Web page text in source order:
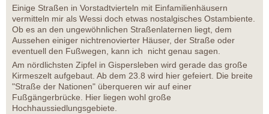
Einige Straßen in Vorstadtvierteln mit Einfamilienhäusern
vermitteln mir als Wessi doch etwas nostalgisches Ostambiente.
Ob es an den ungewöhnlichen Straßenlaternen liegt, dem
Aussehen einiger nichtrenovierter Häuser, der Straße oder
eventuell den Fußwegen, kann ich nicht genau sagen.
Am nördlichsten Zipfel in Gispersleben wird gerade das große
Kirmeszelt aufgebaut. Ab dem 23.8 wird hier gefeiert. Die breite
"Straße der Nationen" überqueren wir auf einer
Fußgängerbrücke. Hier liegen wohl große
Hochhaussiedlungsgebiete.